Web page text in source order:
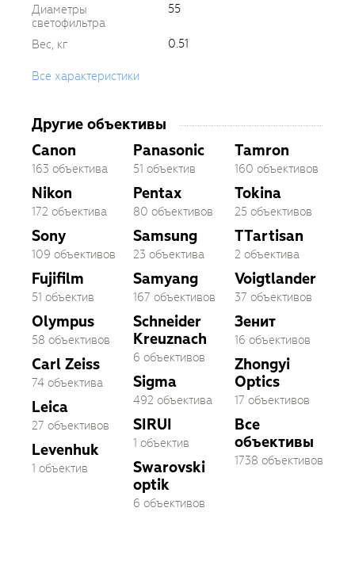
Диаметры
светофильтра
55
Вес, кг 0.51
Все характеристики
Другие объективы
Canon
163 объектива
Nikon
172 объектива
Sony
109 объективов
Fujifilm
51 объектив
Olympus
58 объективов
Carl Zeiss
74 объектива
Leica
27 объективов
Levenhuk
1 объектив
Panasonic
51 объектив
Pentax
80 объективов
Samsung
23 объектива
Samyang
167 объективов
Schneider
Kreuznach
6 объективов
Sigma
492 объектива
SIRUI
1 объектив
Swarovski
optik
6 объективов
Tamron
160 объективов
Tokina
25 объективов
TTartisan
2 объектива
Voigtlander
37 объективов
Зенит
16 объективов
Zhongyi
Optics
17 объективов
Все
объективы
1738 объективов